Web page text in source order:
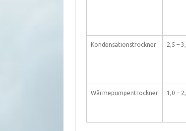
Kondensationstrockner 2,5 –
Wärmepumpentrockner 1,0 –